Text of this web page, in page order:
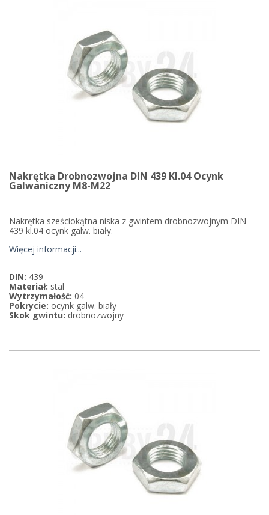
Nakrętka Drobnozwojna DIN 439 Kl.04 Ocynk
Galwaniczny M8-M22
Nakrętka sześciokątna niska z gwintem drobnozwojnym DIN
439 kl.04 ocynk galw. biały.
Więcej informacji...
DIN: 439
Materiał: stal
Wytrzymałość: 04
Pokrycie: ocynk galw. biały
Skok gwintu: drobnozwojny